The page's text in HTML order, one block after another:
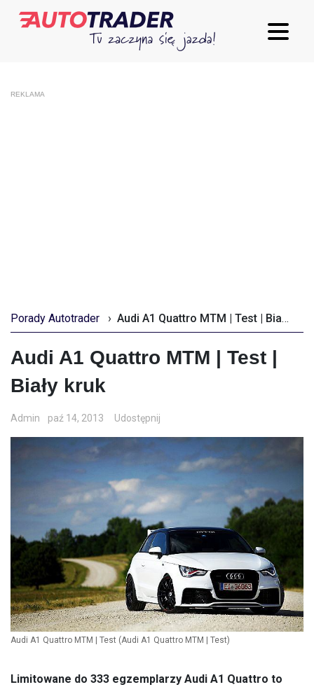
REKLAMA
Porady Autotrader › Audi A1 Quattro MTM | Test | Biały kruk
Audi A1 Quattro MTM | Test |
Biały kruk
Admin paź 14, 2013 Udostępnij
Audi A1 Quattro MTM | Test (Audi A1 Quattro MTM | Test)
Limitowane do 333 egzemplarzy Audi A1 Quattro to